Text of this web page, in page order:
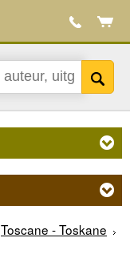
Toscane - Toskane